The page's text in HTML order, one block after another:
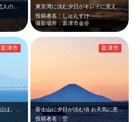
1月上旬の幸せの鐘です。恋人の聖地のモニュメントと東京湾越しの富士山が青い空と…
東京湾に沈む夕日がキレイに見える金谷の景色が大好きです。
投稿者名：しゅんすけ
撮影場所：富津市金谷
富津市
富士山に夕日が沈む頃 お天気に恵まれて良かったです
投稿者名：空
富津市